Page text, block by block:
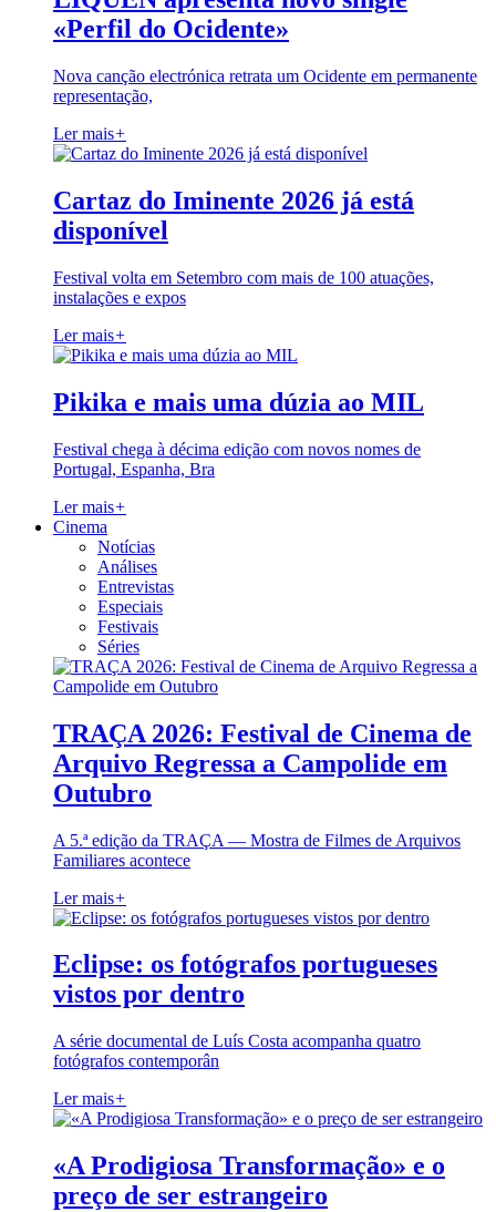
«Perfil do Ocidente»
Nova canção electrónica retrata um Ocidente em permanente
representação,
Ler mais+
Cartaz do Iminente 2026 já está
disponível
Festival volta em Setembro com mais de 100 atuações,
instalações e expos
Ler mais+
Pikika e mais uma dúzia ao MIL
Festival chega à décima edição com novos nomes de
Portugal, Espanha, Bra
Ler mais+
Cinema
Notícias
Análises
Entrevistas
Especiais
Festivais
Séries
TRAÇA 2026: Festival de Cinema de
Arquivo Regressa a Campolide em
Outubro
A 5.ª edição da TRAÇA — Mostra de Filmes de Arquivos
Familiares acontece
Ler mais+
Eclipse: os fotógrafos portugueses
vistos por dentro
A série documental de Luís Costa acompanha quatro
fotógrafos contemporân
Ler mais+
«A Prodigiosa Transformação» e o
preço de ser estrangeiro